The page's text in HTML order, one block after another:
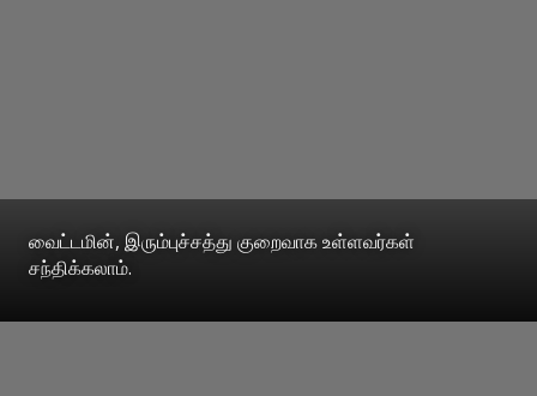
வைட்டமின், இரும்புச்சத்து குறைவாக உள்ளவர்கள்
சந்திக்கலாம்.